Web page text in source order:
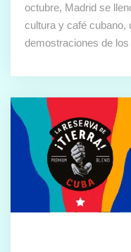
octubre, Madrid se
cultura y café cubano,
demostraciones de